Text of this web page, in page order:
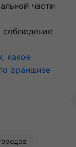
части
соблюдение
какое
франшизе